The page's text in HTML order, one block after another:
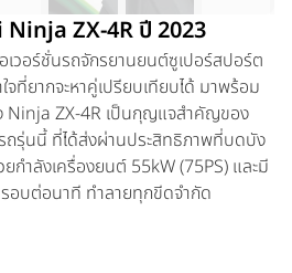
Ninja ZX-4R ปี 2023
วอร์ชั่นรถจักรยานยนต์ซูเปอร์สปอร์ต
จที่ยากจะหาคู่เปรียบเทียบได้ มาพร้อม
Ninja ZX-4R เป็นกุญแจสำคัญของ
ถรุ่นนี้ ที่ได้ส่งผ่านประสิทธิภาพที่บดบัง
กำลังเครื่องยนต์ 55kW (75PS) และมี
อบต่อนาที ทำลายทุกขีดจำกัด